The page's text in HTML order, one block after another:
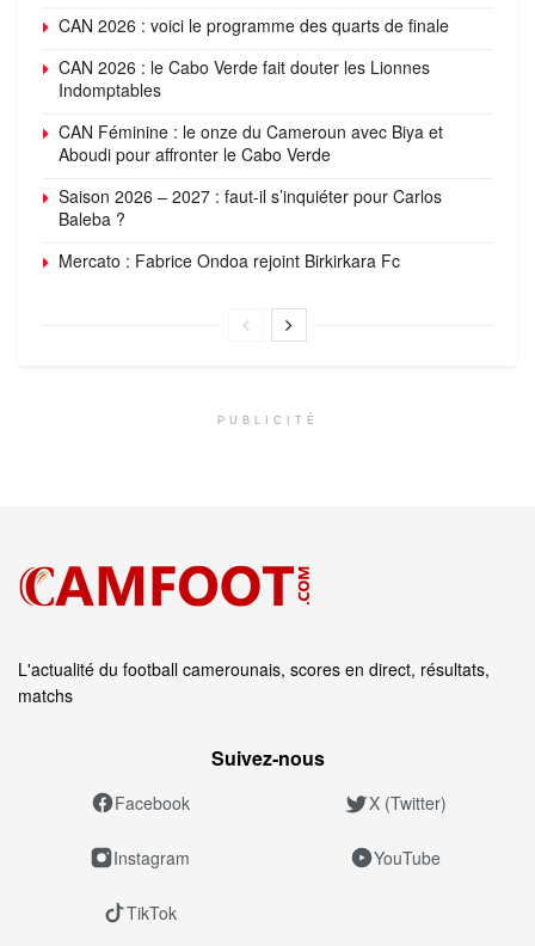
CAN 2026 : voici le programme des quarts de finale
CAN 2026 : le Cabo Verde fait douter les Lionnes
Indomptables
CAN Féminine : le onze du Cameroun avec Biya et
Aboudi pour affronter le Cabo Verde
Saison 2026 – 2027 : faut-il s’inquiéter pour Carlos
Baleba ?
Mercato : Fabrice Ondoa rejoint Birkirkara Fc
PUBLICITÉ
L'actualité du football camerounais, scores en direct, résultats,
matchs
Suivez‑nous
Facebook X (Twitter)
Instagram YouTube
TikTok